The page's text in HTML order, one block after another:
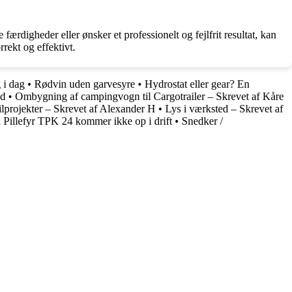
eller ønsker et professionelt og fejlfrit resultat, kan
og effektivt.
i dag • Rødvin uden garvesyre • Hydrostat eller gear? En
• Ombygning af campingvogn til Cargotrailer – Skrevet af Kåre
– Skrevet af Alexander H • Lys i værksted – Skrevet af
Pillefyr TPK 24 kommer ikke op i drift • Snedker /